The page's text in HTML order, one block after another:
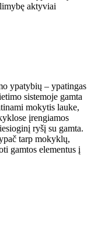
aktyviai
ypatybių – ypatingas
sistemoje gamta
mokytis lauke,
įrengiamos
ryšį su gamta.
tarp mokyklų,
gamtos elementus į